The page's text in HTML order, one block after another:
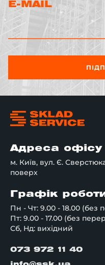
E-MAIL
Адреса офісу
м. Київ, вул. Є.
поверх
Графік
Пн - Чт: 9.00 - 18.00 (без
Пт: 9.00 - 17.00 (без
Сб, Нд: вихідний
073 972 11 40